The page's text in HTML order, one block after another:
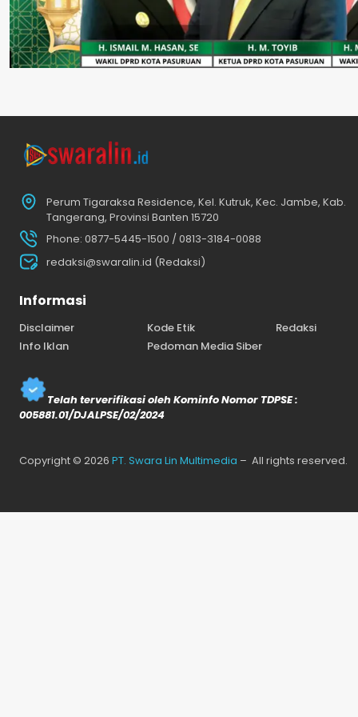
Perum Tigaraksa Residence, Kel. Kutruk, Kec. Jambe, Kab.
Tangerang, Provinsi Banten 15720
Phone: 0877-5445-1500 / 0813-3184-0088
redaksi@swaralin.id (Redaksi)
Informasi
Disclaimer Kode Etik
Redaksi
Info Iklan
Pedoman Media Siber
Telah terverifikasi oleh Kominfo Nomor TDPSE :
005881.01/DJALPSE/02/2024
Copyright © 2026 PT. Swara Lin Multimedia – All rights reserved.